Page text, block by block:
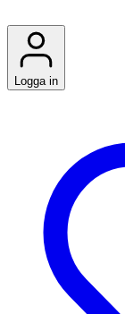
Logga in